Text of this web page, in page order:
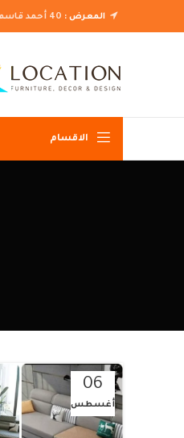
المعرض :
الاقسام
06
أغسطس